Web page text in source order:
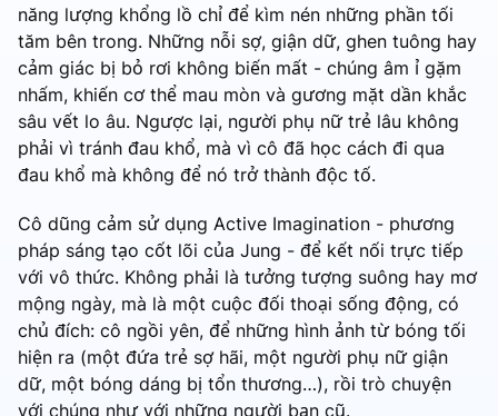
năng lượng khổng lồ chỉ để kìm nén những phần tối
tăm bên trong. Những nỗi sợ, giận dữ, ghen tuông hay
cảm giác bị bỏ rơi không biến mất - chúng âm ỉ gặm
nhấm, khiến cơ thể mau mòn và gương mặt dần khắc
sâu vết lo âu. Ngược lại, người phụ nữ trẻ lâu không
phải vì tránh đau khổ, mà vì cô đã học cách đi qua
đau khổ mà không để nó trở thành độc tố.
Cô dũng cảm sử dụng Active Imagination - phương
pháp sáng tạo cốt lõi của Jung - để kết nối trực tiếp
với vô thức. Không phải là tưởng tượng suông hay mơ
mộng ngày, mà là một cuộc đối thoại sống động, có
chủ đích: cô ngồi yên, để những hình ảnh từ bóng tối
hiện ra (một đứa trẻ sợ hãi, một người phụ nữ giận
dữ, một bóng dáng bị tổn thương…), rồi trò chuyện
với chúng như với những người bạn cũ.